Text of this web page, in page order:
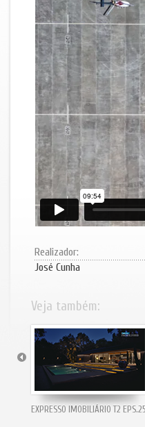
Realizador:
José Cunha
Veja também:
EXPRESSO IMOBILIÁRIO T2 EPS.25